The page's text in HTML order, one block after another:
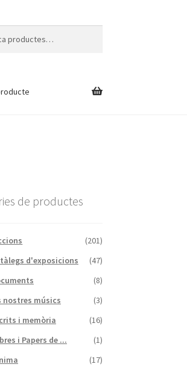
de productes
(201)
d'exposicions
(47)
(8)
nostres músics
(3)
i memòria
(16)
i Papers de ...
(1)
(17)